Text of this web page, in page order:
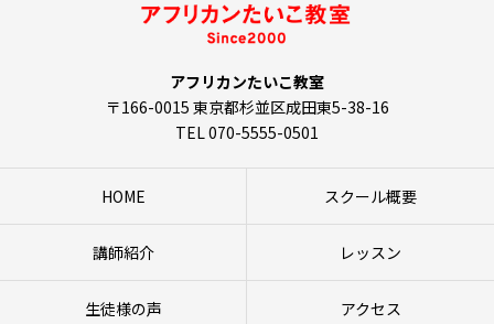
アフリカンたいこ教室
〒166-0015 東京都杉並区成田東5-38-16
TEL 070-5555-0501
HOME スクール概要
講師紹介 レッスン
生徒様の声 アクセス